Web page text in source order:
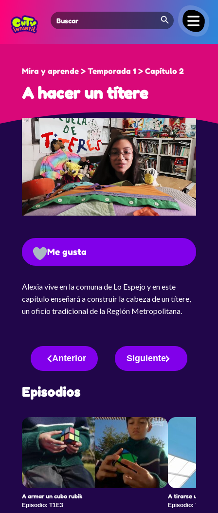
Search
for:
Search Button
Mira y aprende > Temporada 1 > Capítulo 2
A hacer un títere
Me gusta
Alexia vive en la comuna de Lo Espejo y en este
capítulo enseñará a construir la cabeza de un títere,
un oficio tradicional de la Región Metropolitana.
Anterior Siguiente
Episodios
A armar un cubo rubik
Episodio: T1E3
A tirarse un
Episodio: T1E4